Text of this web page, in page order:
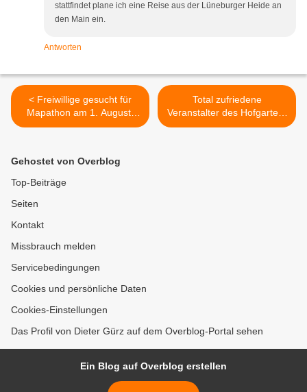
stattfindet plane ich eine Reise aus der Lüneburger Heide an
den Main ein.
Antworten
< Freiwillige gesucht für
Mapathon am 1. August,
um in Veitshöchheim ÖPNV
Total zufriedene
Veranstalter des Hofgarten-
Weinfestes zur Halbzeit -
Gehostet von Overblog
Top-Beiträge
Seiten
Kontakt
Missbrauch melden
Servicebedingungen
Cookies und persönliche Daten
Cookies-Einstellungen
Das Profil von Dieter Gürz auf dem Overblog-Portal sehen
Ein Blog auf Overblog erstellen